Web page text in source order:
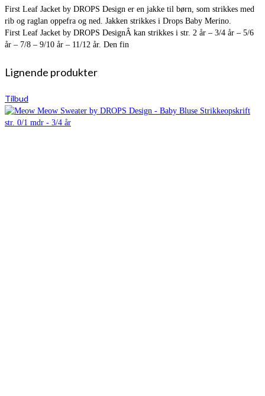
First Leaf Jacket by DROPS Design er en jakke til børn, som strikkes med
rib og raglan oppefra og ned. Jakken strikkes i Drops Baby Merino.
First Leaf Jacket by DROPS DesignÂ kan strikkes i str. 2 år – 3/4 år – 5/6
år – 7/8 – 9/10 år – 11/12 år. Den fin
Lignende produkter
Tilbud